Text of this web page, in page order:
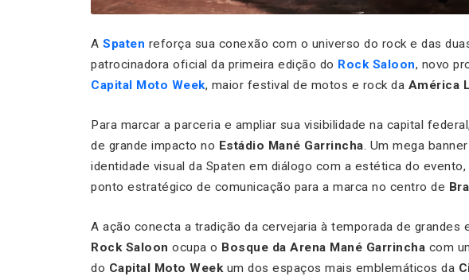
A Spaten reforça sua conexão com o universo do rock e das
patrocinadora oficial da primeira edição do Rock Saloon, novo
Capital Moto Week, maior festival de motos e rock da América
Para marcar a parceria e ampliar sua visibilidade na capital
de grande impacto no Estádio Mané Garrincha. Um mega
identidade visual da Spaten em diálogo com a estética do
ponto estratégico de comunicação para a marca no centro de
A ação conecta a tradição da cervejaria à temporada de grandes
Rock Saloon ocupa o Bosque da Arena Mané Garrincha com
do Capital Moto Weekum dos espaços mais emblemáticos da